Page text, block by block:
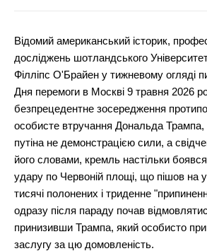
Відомий американський історик,
досліджень шотландського
Філліпс О'Брайен у тижневому огляді
Дня перемоги в Москві 9 травня 2026
безпрецедентне зосередження
особисте втручання Дональда
путіна не демонстрацією сили, а
його словами, кремль настільки боявся
удару по Червоній площі, що пішов на
тисячі полонених і триденне
одразу після параду почав
принизивши Трампа, який особисто
заслугу за цю домовленість.